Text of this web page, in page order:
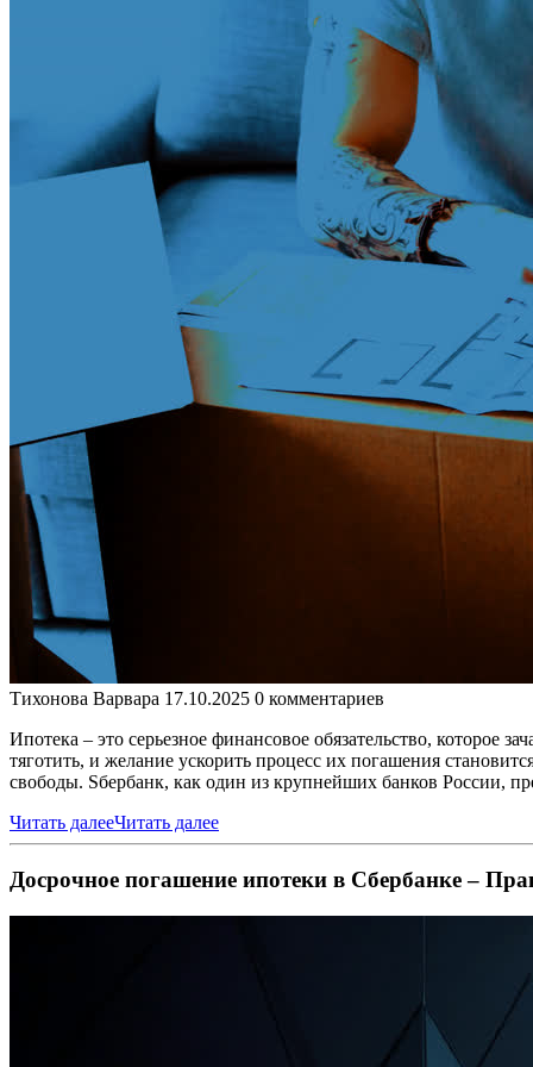
Тихонова Варвара 17.10.2025 0 комментариев
Ипотека – это серьезное финансовое обязательство, которое
тяготить, и желание ускорить процесс их погашения
свободы. Sбербанк, как один из крупнейших банков России,
Читать далееЧитать далее
Досрочное погашение ипотеки в Сбербанке –